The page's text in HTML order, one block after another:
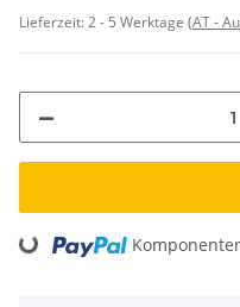
Lieferzeit:2 - 5 Werktage (AT -
Loading...